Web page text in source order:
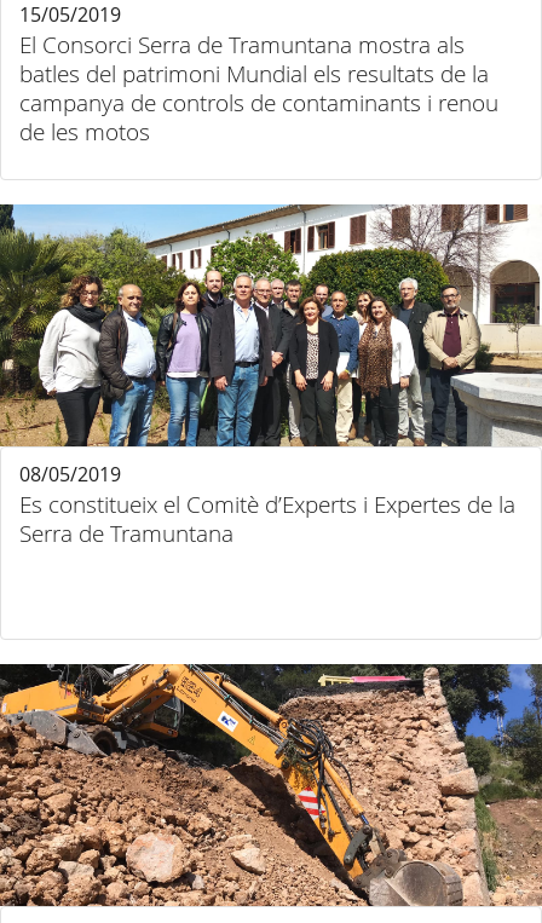
El Consorci Serra de Tramuntana mostra als
batles del patrimoni Mundial els resultats de la
campanya de controls de contaminants i renou
de les motos
15/05/2019
Es constitueix el Comitè d’Experts i Expertes de la
Serra de Tramuntana
08/05/2019